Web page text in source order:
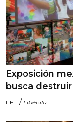
Exposición
busca
EFE / Libélula